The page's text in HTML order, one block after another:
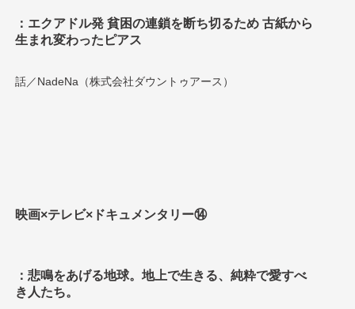
：エクアドル発 貧困の連鎖を断ち切るため 古紙から
生まれ変わったピアス
話／NadeNa（株式会社ダウントゥアース）
映画×テレビ×ドキュメンタリー⑭
：悲鳴をあげる地球。地上で生きる、純粋で愛すべ
き人たち。